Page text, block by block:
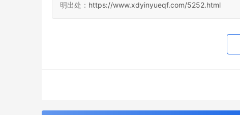
明出处： https://www.xdyinyueqf.com/5252.html
2026年GPS
衔，18650多